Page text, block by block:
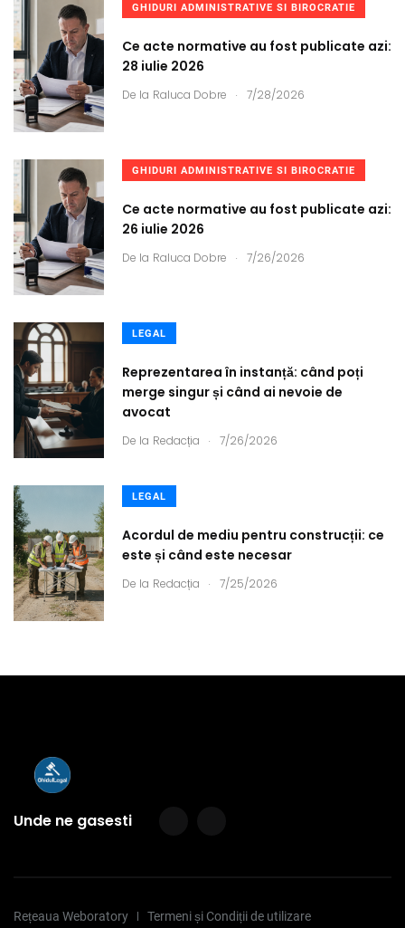
GHIDURI ADMINISTRATIVE SI BIROCRATIE
Ce acte normative au fost publicate azi:
28 iulie 2026
De la Raluca Dobre . 7/28/2026
GHIDURI ADMINISTRATIVE SI BIROCRATIE
Ce acte normative au fost publicate azi:
26 iulie 2026
De la Raluca Dobre . 7/26/2026
LEGAL
Reprezentarea în instanță: când poți
merge singur și când ai nevoie de
avocat
De la Redacția . 7/26/2026
LEGAL
Acordul de mediu pentru construcții: ce
este și când este necesar
De la Redacția . 7/25/2026
Unde ne gasesti
Rețeaua Weboratory Termeni și Condiții de utilizare